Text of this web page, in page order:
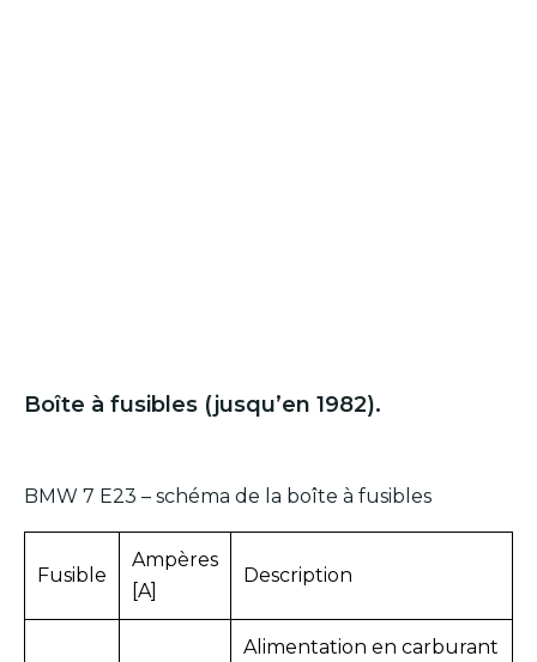
Boîte à fusibles (jusqu’en 1982).
BMW 7 E23 – schéma de la boîte à fusibles
Fusible
Ampères
[A]
Description
Alimentation en carburant